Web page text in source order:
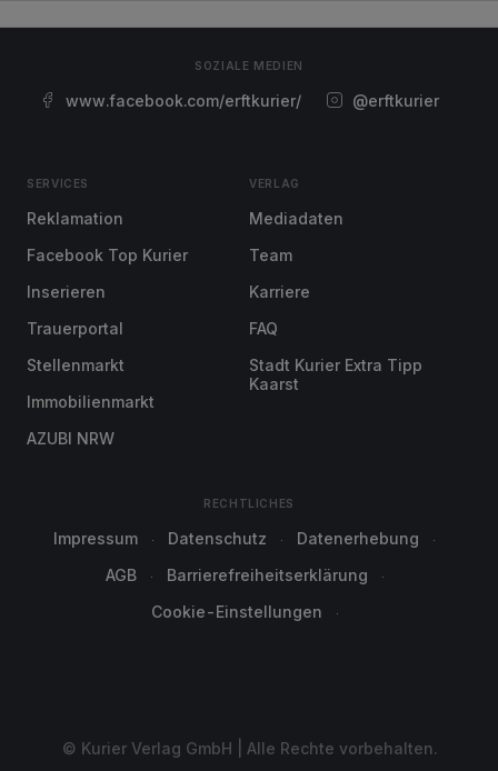
SOZIALE MEDIEN
www.facebook.com/erftkurier/ @erftkurier
SERVICES
Reklamation
Facebook Top Kurier
Inserieren
Trauerportal
Stellenmarkt
Immobilienmarkt
AZUBI NRW
VERLAG
Mediadaten
Team
Karriere
FAQ
Stadt Kurier Extra Tipp
Kaarst
RECHTLICHES
Impressum Datenschutz
Datenerhebung
AGB
Barrierefreiheitserklärung
Cookie-Einstellungen
© Kurier Verlag GmbH | Alle Rechte vorbehalten.